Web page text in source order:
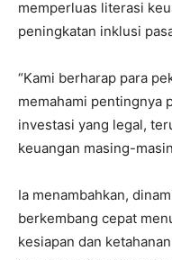
memperluas literasi
peningkatan inklusi
“Kami berharap para
memahami pentingnya
investasi yang legal,
keuangan masing-
Ia menambahkan,
berkembang cepat
kesiapan dan